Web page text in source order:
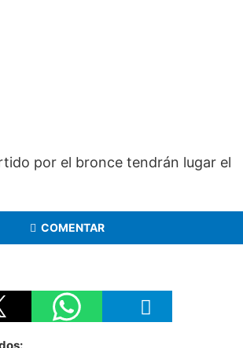
por el bronce tendrán lugar el
COMENTAR